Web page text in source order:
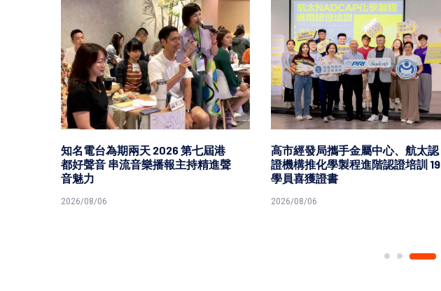
知名電台為期兩天 2026 第七屆港
都好聲音 串流音樂播報主持精進聲
音魅力
2026/08/06
高市經發局攜手金屬中心、航太認
證機構推化學製程進階認證培訓 19
學員喜獲證書
2026/08/06